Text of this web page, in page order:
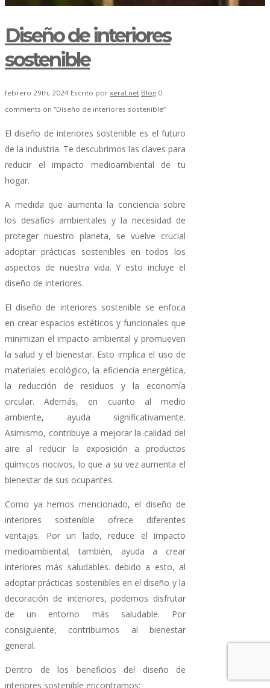
Diseño de interiores
sostenible
febrero 29th, 2024 Escrito por xeral.net Blog 0
comments on “Diseño de interiores sostenible”
El diseño de interiores sostenible es el futuro
de la industria. Te descubrimos las claves para
reducir el impacto medioambiental de tu
hogar.
A medida que aumenta la conciencia sobre
los desafíos ambientales y la necesidad de
proteger nuestro planeta, se vuelve crucial
adoptar prácticas sostenibles en todos los
aspectos de nuestra vida. Y esto incluye el
diseño de interiores.
El diseño de interiores sostenible se enfoca
en crear espacios estéticos y funcionales que
minimizan el impacto ambiental y promueven
la salud y el bienestar. Esto implica el uso de
materiales ecológico, la eficiencia energética,
la reducción de residuos y la economía
circular. Además, en cuanto al medio
ambiente, ayuda significativamente.
Asimismo, contribuye a mejorar la calidad del
aire al reducir la exposición a productos
químicos nocivos, lo que a su vez aumenta el
bienestar de sus ocupantes.
Como ya hemos mencionado, el diseño de
interiores sostenible ofrece diferentes
ventajas. Por un lado, reduce el impacto
medioambiental; también, ayuda a crear
interiores más saludables. debido a esto, al
adoptar prácticas sostenibles en el diseño y la
decoración de interiores, podemos disfrutar
de un entorno más saludable. Por
consiguiente, contribuimos al bienestar
general.
Dentro de los beneficios del diseño de
interiores sostenible encontramos: